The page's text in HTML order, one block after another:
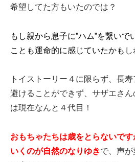
希望してた方もいたのでは？
もし親から息子に”ハム”を繋いで
ことも運命的に感じていたかも し
トイストーリー４に限らず、長
避けることができず、サザエさ
は現在なんと４代目！
おもちゃたちは歳をとらないで
いくのが自然のなりゆきで、声